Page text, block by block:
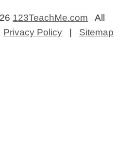
123TeachMe.com All
Privacy Policy Sitemap